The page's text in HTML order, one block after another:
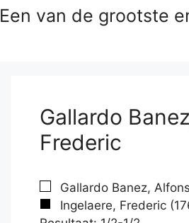
Een van de grootste
Gallardo
Frederic
Gallardo Banez,
Ingelaere, Frederic